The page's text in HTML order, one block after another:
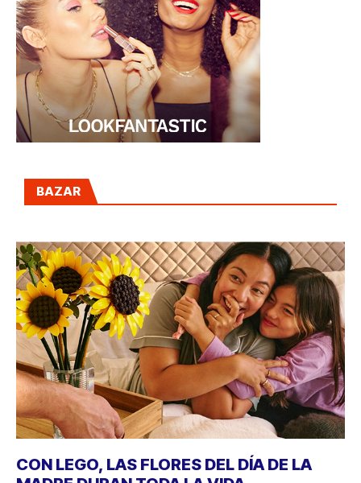
BAZAR
CON LEGO, LAS FLORES DEL DÍA DE LA